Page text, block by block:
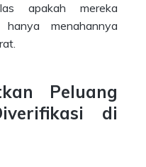
apakah mereka
menahannya
Peluang
di